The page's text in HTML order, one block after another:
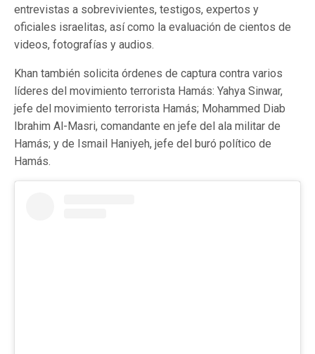
entrevistas a sobrevivientes, testigos, expertos y
oficiales israelitas, así como la evaluación de cientos de
videos, fotografías y audios.
Khan también solicita órdenes de captura contra varios
líderes del movimiento terrorista Hamás: Yahya Sinwar,
jefe del movimiento terrorista Hamás; Mohammed Diab
Ibrahim Al-Masri, comandante en jefe del ala militar de
Hamás; y de Ismail Haniyeh, jefe del buró político de
Hamás.